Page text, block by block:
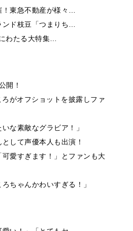
東急不動産が様々…
ド枝豆「つまりち…
わたる大特集…
開！
がオフショットを披露しファ
な素敵なグラビア！」
して声優本人も出演！
愛すぎます！」とファンも大
ちゃんかわいすぎる！」